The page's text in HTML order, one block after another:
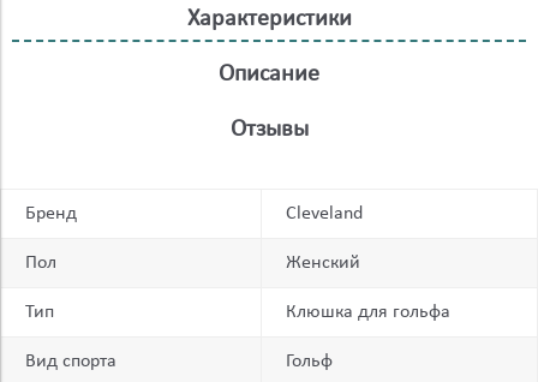
Характеристики
Описание
Отзывы
Бренд Cleveland
Пол Женский
Тип Клюшка для гольфа
Вид спорта Гольф